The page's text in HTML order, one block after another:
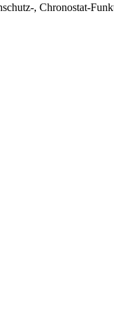
, Chronostat-